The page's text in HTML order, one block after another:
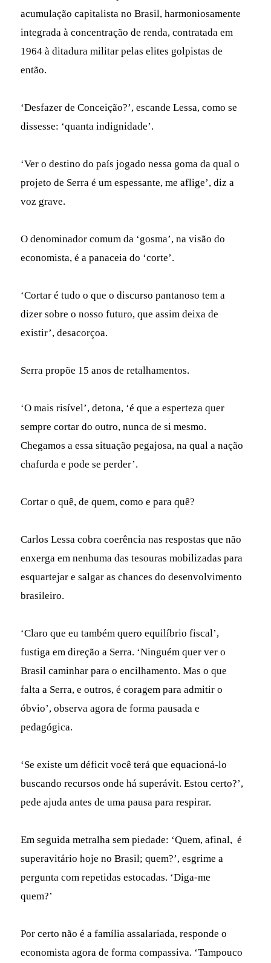
acumulação capitalista no Brasil, harmoniosamente
integrada à concentração de renda, contratada em
1964 à ditadura militar pelas elites golpistas de
então.
‘Desfazer de Conceição?’, escande Lessa, como se
dissesse: ‘quanta indignidade’.
‘Ver o destino do país jogado nessa goma da qual o
projeto de Serra é um espessante, me aflige’, diz a
voz grave.
O denominador comum da ‘gosma’, na visão do
economista, é a panaceia do ‘corte’.
‘Cortar é tudo o que o discurso pantanoso tem a
dizer sobre o nosso futuro, que assim deixa de
existir’, desacorçoa.
Serra propõe 15 anos de retalhamentos.
‘O mais risível’, detona, ‘é que a esperteza quer
sempre cortar do outro, nunca de si mesmo.
Chegamos a essa situação pegajosa, na qual a nação
chafurda e pode se perder’.
Cortar o quê, de quem, como e para quê?
Carlos Lessa cobra coerência nas respostas que não
enxerga em nenhuma das tesouras mobilizadas para
esquartejar e salgar as chances do desenvolvimento
brasileiro.
‘Claro que eu também quero equilíbrio fiscal’,
fustiga em direção a Serra. ‘Ninguém quer ver o
Brasil caminhar para o encilhamento. Mas o que
falta a Serra, e outros, é coragem para admitir o
óbvio’, observa agora de forma pausada e
pedagógica.
‘Se existe um déficit você terá que equacioná-lo
buscando recursos onde há superávit. Estou certo?’,
pede ajuda antes de uma pausa para respirar.
Em seguida metralha sem piedade: ‘Quem, afinal, é
superavitário hoje no Brasil; quem?’, esgrime a
pergunta com repetidas estocadas. ‘Diga-me
quem?’
Por certo não é a família assalariada, responde o
economista agora de forma compassiva. ‘Tampouco